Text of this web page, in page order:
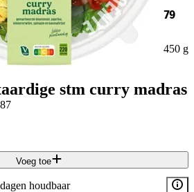
79
450 g
stm curry madras
Voeg toe
houdbaar